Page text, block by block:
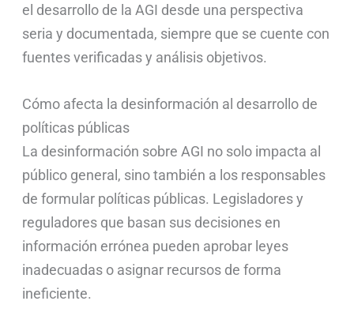
el desarrollo de la AGI desde una perspectiva
seria y documentada, siempre que se cuente con
fuentes verificadas y análisis objetivos.
Cómo afecta la desinformación al desarrollo de
políticas públicas
La desinformación sobre AGI no solo impacta al
público general, sino también a los responsables
de formular políticas públicas. Legisladores y
reguladores que basan sus decisiones en
información errónea pueden aprobar leyes
inadecuadas o asignar recursos de forma
ineficiente.